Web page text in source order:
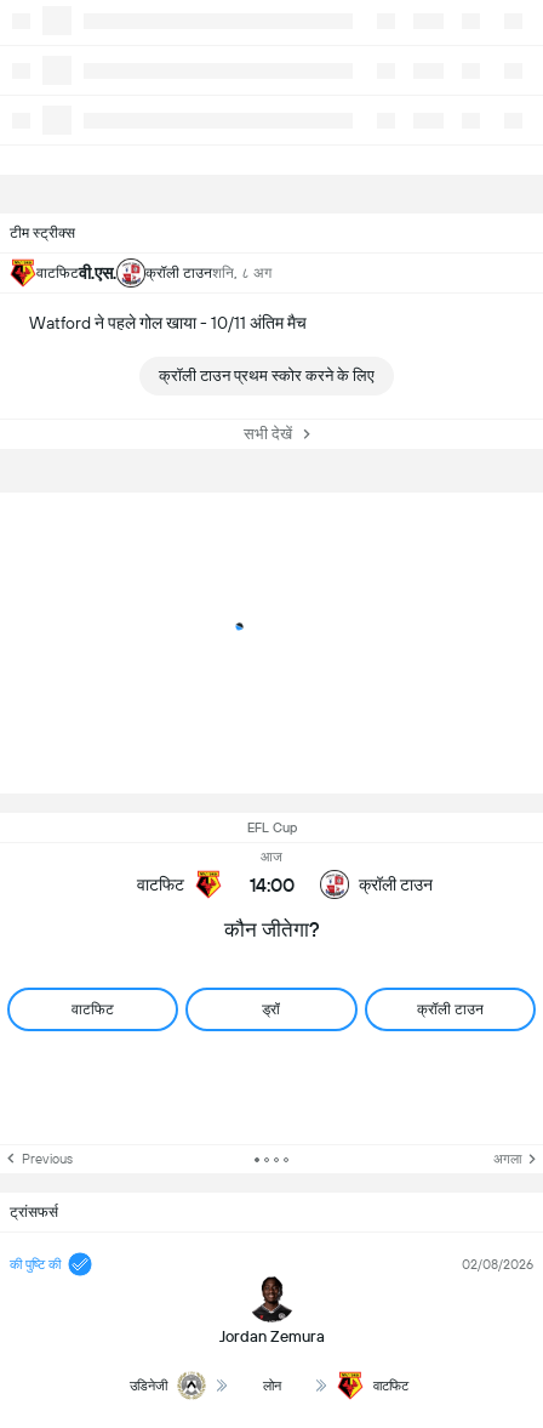
टीम स्ट्रीक्स
वाटफिटवी.एस. क्रॉली टाउनशनि, ८ अग
Watford ने पहले गोल खाया - 10/11 अंतिम मैच
क्रॉली टाउन प्रथम स्कोर करने के लिए
सभी देखें
EFL Cup
वाटफिट
आज
14:00 क्रॉली टाउन
कौन जीतेगा?
वाटफिट ड्रॉ क्रॉली टाउन
Previous अगला
ट्रांसफर्स
की पुष्टि की
Jordan Zemura
02/08/2026
उडिनेजी लोन वाटफिट